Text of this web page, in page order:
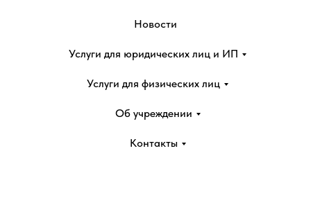
Новости
Услуги для юридических лиц и ИП
Услуги для физических лиц
Об учреждении
Контакты